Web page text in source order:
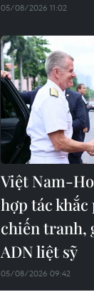
05/08/2026 11:02
Việt Nam-
hợp tác
chiến tranh,
ADN liệt sỹ
05/08/2026 09:42